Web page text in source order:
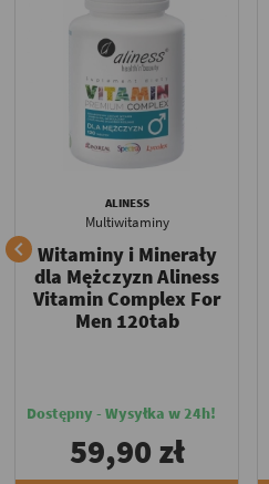

ALINESS
Multiwitaminy
Witaminy i Minerały
dla Mężczyzn Aliness
Vitamin Complex For
Men 120tab
Dostępny - Wysyłka w 24h!
59,90 zł